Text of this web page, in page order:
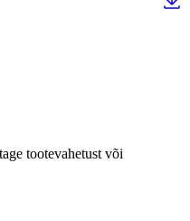
tootevahetust või